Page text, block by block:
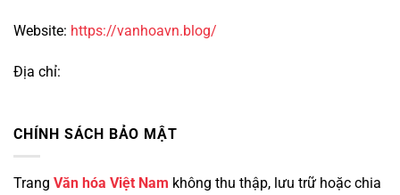
Website: https://vanhoavn.blog/
Địa chỉ:
CHÍNH SÁCH BẢO MẬT
Trang Văn hóa Việt Nam không thu thập, lưu trữ hoặc chia